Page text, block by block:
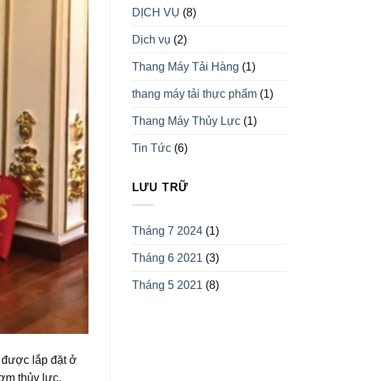
lắp đặt ở
thủy lực,
DỊCH VỤ (8)
Dịch vụ (2)
Thang Máy Tải Hàng (1)
thang máy tải thực phẩm(1)
Thang Máy Thủy Lực(1)
Tin Tức(6)
LƯU TRỮ
Tháng 7 2024(1)
Tháng 6 2021 (3)
Tháng 5 2021 (8)